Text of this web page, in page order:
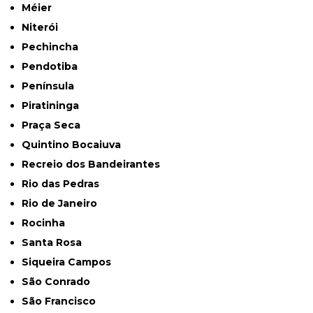
Méier
Niterói
Pechincha
Pendotiba
Península
Piratininga
Praça Seca
Quintino Bocaiuva
Recreio dos Bandeirantes
Rio das Pedras
Rio de Janeiro
Rocinha
Santa Rosa
Siqueira Campos
São Conrado
São Francisco